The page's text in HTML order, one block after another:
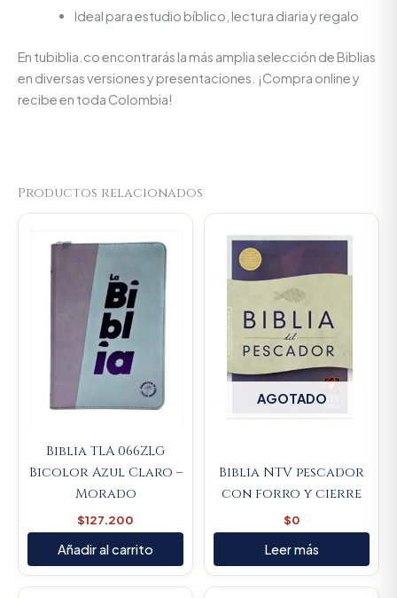
Ideal para estudio bíblico, lectura diaria y regalo
En tubiblia.co encontrarás la más amplia selección de Biblias
en diversas versiones y presentaciones. ¡Compra online y
recibe en toda Colombia!
Productos relacionados
Biblia TLA 066ZLG
Bicolor Azul Claro –
Morado
$127.200
Añadir al carrito
AGOTADO
Biblia NTV pescador
con forro y cierre
$0
Leer más
Current